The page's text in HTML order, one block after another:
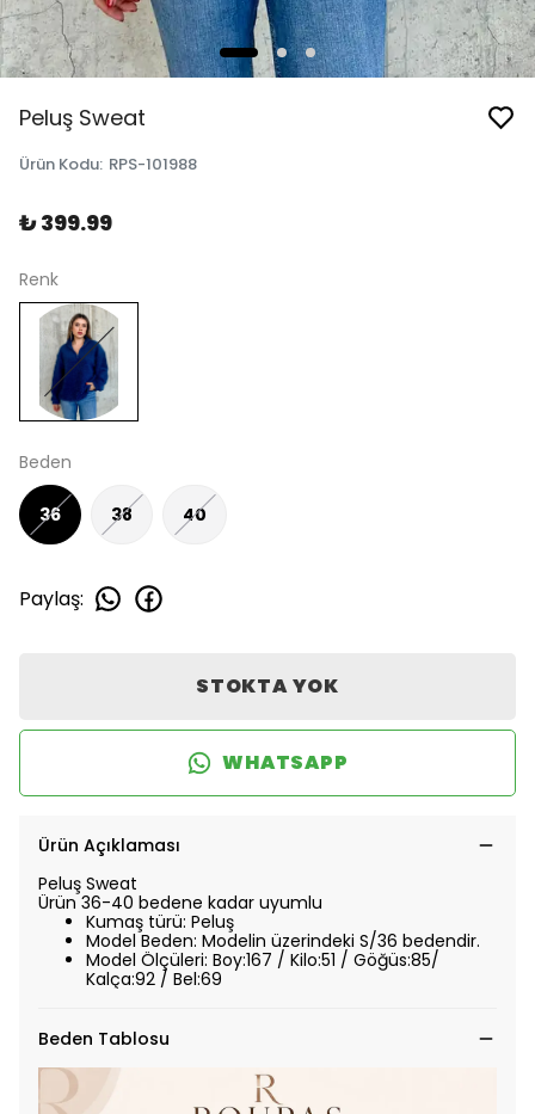
Peluş Sweat
Ürün Kodu: RPS-101988
₺ 399.99
Renk
Beden
36 38 40
Paylaş:
STOKTA YOK
WHATSAPP
Ürün Açıklaması
Peluş Sweat
Ürün 36-40 bedene kadar uyumlu
Kumaş türü: Peluş
Model Beden: Modelin üzerindeki S/36 bedendir.
Model Ölçüleri: Boy:167 / Kilo:51 / Göğüs:85/
Kalça:92 / Bel:69
Beden Tablosu